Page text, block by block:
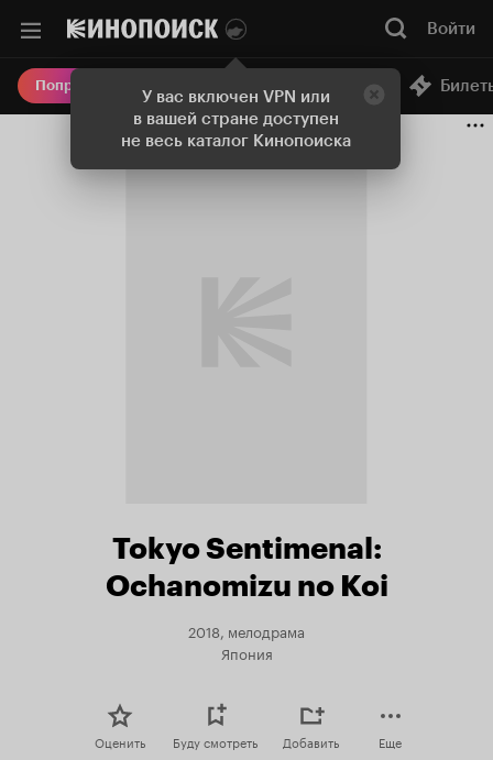
У вас включен VPN или
в вашей стране доступен
не весь каталог Кинопоиска
Войти
Попробовать Плюс Онлайн-кинотеатр
Tokyo Sentimenal:
Ochanomizu no Koi
2018, мелодрама
Япония
Оценить Буду смотреть Добавить Еще